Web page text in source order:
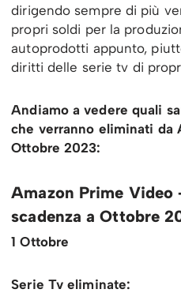
dirigendo sempre di più
propri soldi per la
autoprodotti appunto,
diritti delle serie tv di
Andiamo a vedere quali
che verranno eliminati da
Ottobre 2023:
Amazon Prime
scadenza a Ottobre
1 Ottobre
Serie Tv eliminate: